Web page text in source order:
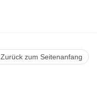
Zurück zum Seitenanfang